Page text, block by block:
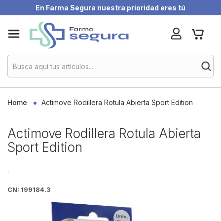
En Farma Segura nuestra prioridad eres tú
to
Content
My
Home Actimove Rodillera Rotula Abierta Sport Edition
Actimove Rodillera Rotula Abierta
Sport Edition
.
CN: 199184.3